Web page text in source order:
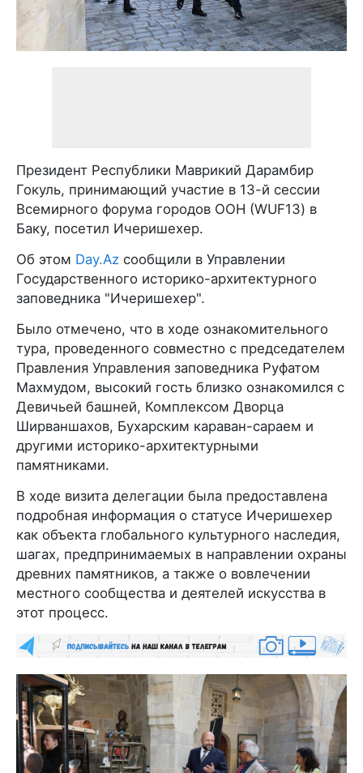
Президент Республики Маврикий Дарамбир
Гокуль, принимающий участие в 13-й сессии
Всемирного форума городов ООН (WUF13) в
Баку, посетил Ичеришехер.
Об этом Day.Az сообщили в Управлении
Государственного историко-архитектурного
заповедника "Ичеришехер".
Было отмечено, что в ходе ознакомительного
тура, проведенного совместно с председателем
Правления Управления заповедника Руфатом
Махмудом, высокий гость близко ознакомился с
Девичьей башней, Комплексом Дворца
Ширваншахов, Бухарским караван-сараем и
другими историко-архитектурными
памятниками.
В ходе визита делегации была предоставлена
подробная информация о статусе Ичеришехер
как объекта глобального культурного наследия,
шагах, предпринимаемых в направлении охраны
древних памятников, а также о вовлечении
местного сообщества и деятелей искусства в
этот процесс.